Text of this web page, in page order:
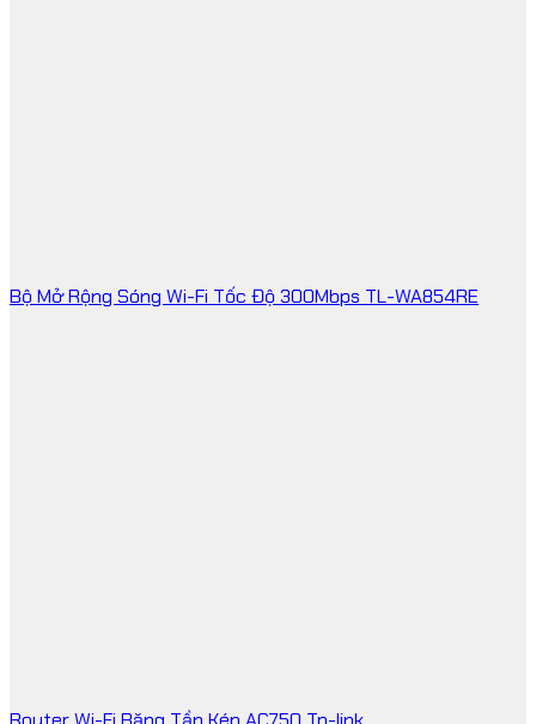
Bộ Mở Rộng Sóng Wi-Fi Tốc Độ 300Mbps TL-WA854RE